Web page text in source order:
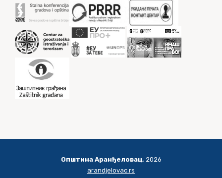
Општина Аранђеловац, 2026
arandjelovac.rs